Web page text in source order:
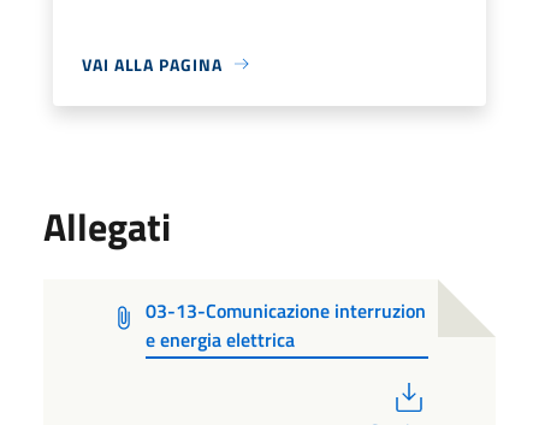
VAI ALLA PAGINA
Allegati
03-13-Comunicazione interruzion
e energia elettrica